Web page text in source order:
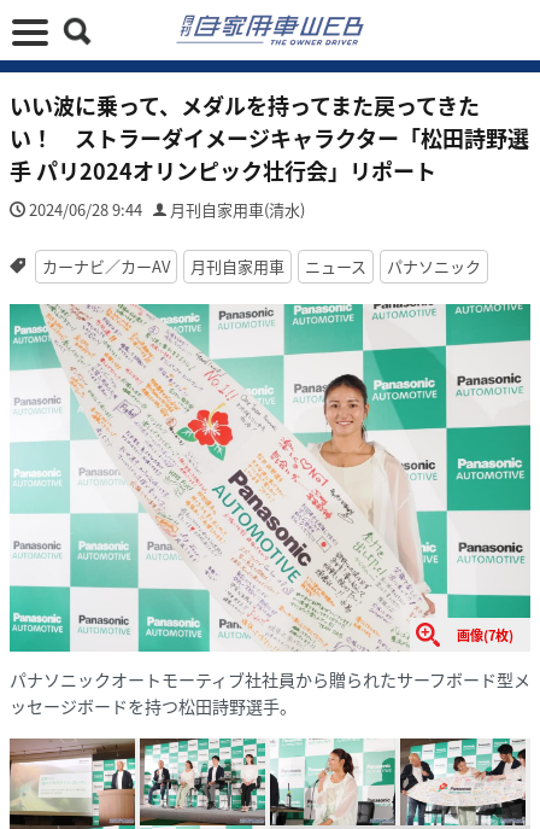
いい波に乗って、メダルを持ってまた戻ってきた
い！ ストラーダイメージキャラクター「松田詩野選
手 パリ2024オリンピック壮行会」リポート
2024/06/28 9:44 月刊自家用車(清水)
カーナビ／カーAV 月刊自家用車 ニュース パナソニック
画像(7枚)
パナソニックオートモーティブ社社員から贈られたサーフボード型メ
ッセージボードを持つ松田詩野選手。